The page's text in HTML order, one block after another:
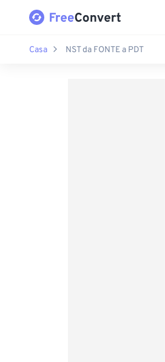
Casa NST da FONTE a PDT